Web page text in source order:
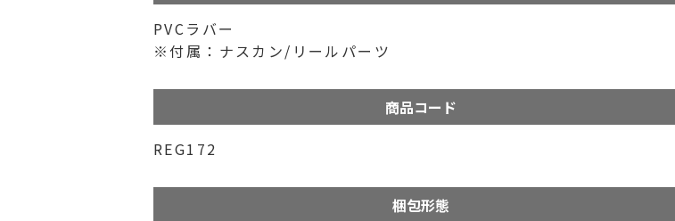
PVCラバー
※付属：ナスカン/リールパーツ
商品コード
REG172
梱包形態